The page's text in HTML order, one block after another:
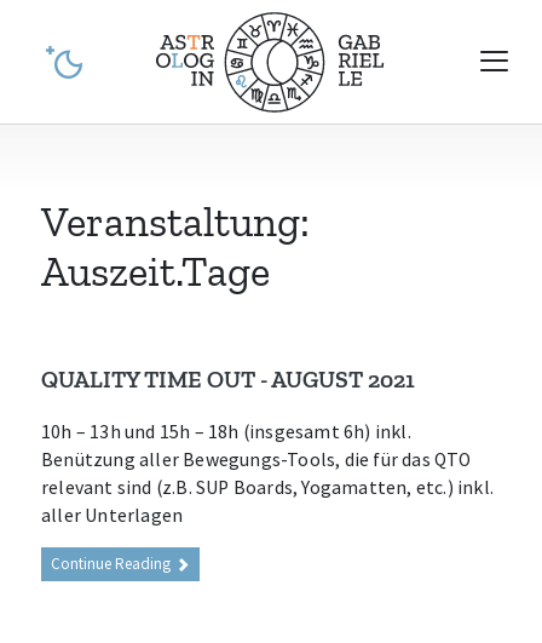
content
Horoskopen
Veranstaltung:
Auszeit.Tage
QUALITY TIME OUT - AUGUST 2021
10h – 13h und 15h – 18h (insgesamt 6h) inkl.
Benützung aller Bewegungs-Tools, die für das QTO
relevant sind (z.B. SUP Boards, Yogamatten, etc.) inkl.
aller Unterlagen
Continue Reading